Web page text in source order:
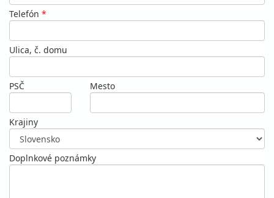
Telefón *
Ulica, č. domu
PSČ Mesto
Krajiny
Doplnkové poznámky